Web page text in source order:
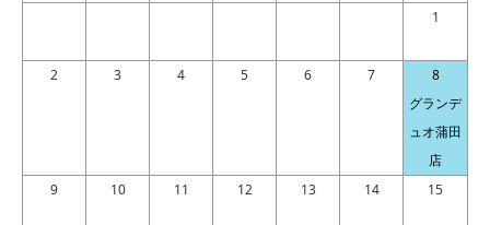
1
2 3 4 5 6 7
8
グランデ
ュオ蒲田
店
9
10 11 12 13 14 15